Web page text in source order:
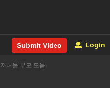
Submit Video Login
녀들 부모 도움